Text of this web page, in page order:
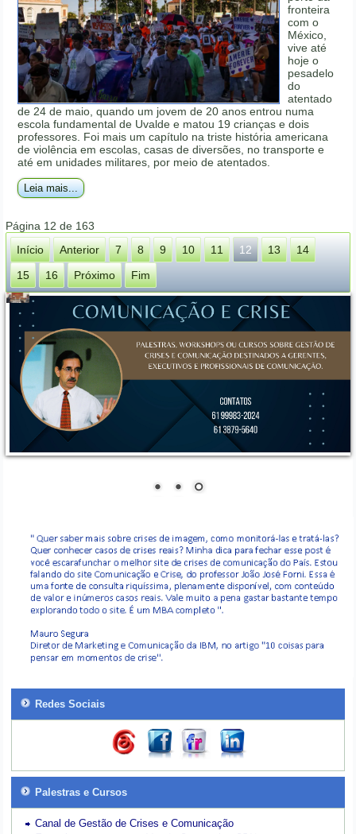
fronteira
com o
México,
vive até
hoje o
pesadelo
do
atentado
de 24 de maio, quando um jovem de 20 anos entrou numa
escola fundamental de Uvalde e matou 19 crianças e dois
professores. Foi mais um capítulo na triste história americana
de violência em escolas, casas de diversões, no transporte e
até em unidades militares, por meio de atentados.
Leia mais...
Página 12 de 163
Início
Anterior 7 8 9 10 11 12 13
14
15
16 Próximo Fim
Redes Sociais
Palestras e Cursos
Canal de Gestão de Crises e Comunicação